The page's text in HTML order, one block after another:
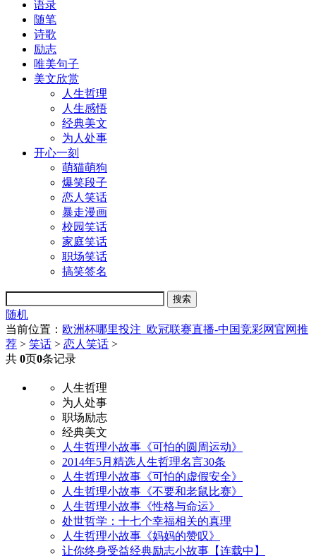
语录
随笔
诗歌
励志
唯美句子
美文欣赏
人生哲理
人生感悟
经典美文
为人处事
开心一刻
萌猫萌狗
爆笑段子
恋人笑话
暴走漫画
校园笑话
家庭笑话
职场笑话
搞笑签名
随机
当前位置： 欧洲杯哪里投注_欧冠联赛直播-中国竞彩网官网推
荐 > 笑话 > 恋人笑话 >
共 0页0条记录
人生哲理
为人处事
职场励志
经典美文
人生哲理小故事《可怕的圆周运动》
2014年5月精选人生哲理名言30条
人生哲理小故事《可怕的虚假安全》
人生哲理小故事《不要和老鼠比赛》
人生哲理小故事《性格与命运》
处世哲学：十七个幸福相关的真理
人生哲理小故事《妈妈的赞叹》
让你终身受益经典励志小故事【连载中】